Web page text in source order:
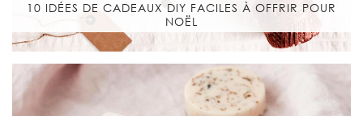
10 IDÉES DE CADEAUX DIY FACILES À OFFRIR POUR
NOËL